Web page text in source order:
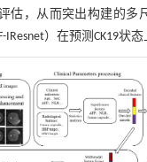
估，从而突出构建的多
）在预测CK19状态